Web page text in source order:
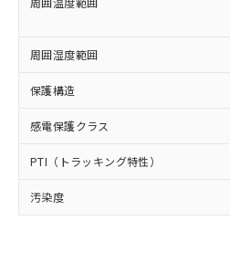
周囲湿度範囲
保護構造
感電保護クラス
PTI（トラッキング特性）
汚染度
在庫状況および標
事前の承諾なく第
マイパーツ機能（
ビス）をご利用い
メンバーズにご登録
あります。
お客様が当ウェブ
登録された部品リ
および当社の共同
※2 対応予定月
部品在庫の切り替え状況
月が前後することがあり
※3 非含有証明書ダ
※2 環境保護使用期限
「ｅ」：有害物質（10物
準値以下であることを示
「10」：通常の使用状況
質が外部に漏えいし、環
及ぼさない年数を意味し
「－」：未確認です。当
い合わせください。
当社は、貴社製品
場合は、上記1、2
該第三者に通知し
販売先および販売
法に輸出するおそ
り引きをいたしませ
たはお客様担
機器販売店・
白
受注生産機種
情報を公開して